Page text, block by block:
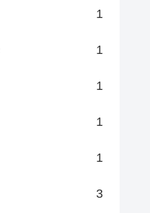
1
1
1
1
1
3